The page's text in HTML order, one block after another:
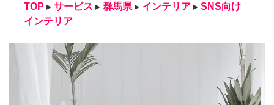
TOP ▸ サービス ▸ 群馬県 ▸ インテリア ▸ SNS向け
インテリア